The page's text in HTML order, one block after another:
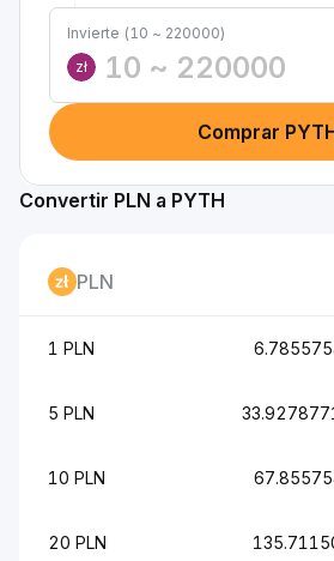
Invierte (10 ~ 220000)
zł
Comprar
Convertir PLN a PYTH
PLN
1 PLN
5 PLN
10 PLN
20 PLN